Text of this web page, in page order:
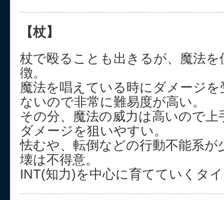
【杖】
杖で殴ることも出きるが、魔法
徴。
魔法を唱えている時にダメージ
ないので非常に難易度が高い。
その分、魔法の威力は高いので
ダメージを狙いやすい。
怯むや、転倒などの行動不能系が
壊は不得意。
INT(知力)を中心に育てていくタ